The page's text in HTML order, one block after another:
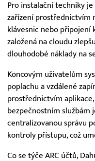
Pro instalační techniky
zařízení prostřednictvím
klávesnic nebo připojení
založená na cloudu
dlouhodobé náklady na
Koncovým uživatelům
poplachu a vzdálené
prostřednictvím
bezpečnostním službám
centralizovanou správu
kontroly přístupu, což
Co se týče ARC účtů,